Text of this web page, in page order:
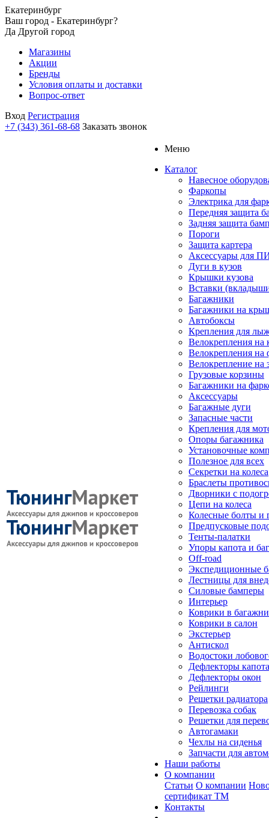
Екатеринбург
Ваш город - Екатеринбург?
Да Другой город
Магазины
Акции
Бренды
Условия оплаты и доставки
Вопрос-ответ
Вход Регистрация
+7 (343) 361-68-68 Заказать звонок
Меню
Каталог
Навесное
Фаркопы
Электрика для
Передняя защита
Задняя защита
Пороги
Защита картера
Аксессуары для
Дуги в кузов
Крышки кузова
Вставки
Багажники
Багажники на
Автобоксы
Крепления для
Велокрепления
Велокрепления на
Велокрепление на
Грузовые корзины
Багажники на
Аксессуары
Багажные дуги
Запасные части
Крепления для
Опоры багажника
Установочные
Полезное для всех
Секретки на колеса
Браслеты
Дворники с
Цепи на колеса
Колесные болты и
Предпусковые
Тенты-палатки
Упоры капота и
Off-road
Экспедиционные
Лестницы для
Силовые бамперы
Интерьер
Коврики в
Коврики в салон
Экстерьер
Антискол
Водостоки
Дефлекторы капота
Дефлекторы окон
Рейлинги
Решетки радиатора
Перевозка собак
Решетки для
Автогамаки
Чехлы на сиденья
Запчасти для
Наши работы
О компании
Статьи О компании
сертификат ТМ
Контакты